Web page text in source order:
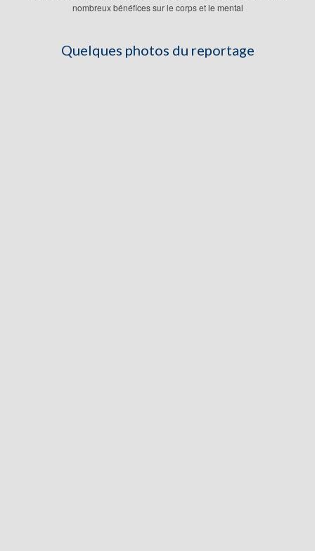
nombreux bénéfices sur le corps et le mental
Quelques photos du reportage